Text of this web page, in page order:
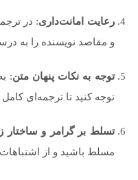
رعایت امانت‌داری: در
و مقاصد نویسنده را به
توجه به نکات پنهان متن:
توجه کنید تا ترجمه‌ای
تسلط بر گرامر و ساختار
مسلط باشید و از